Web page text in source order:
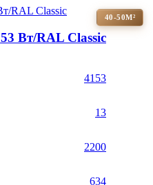
40-50М²
Вт/RAL Classic
4153
13
2200
634